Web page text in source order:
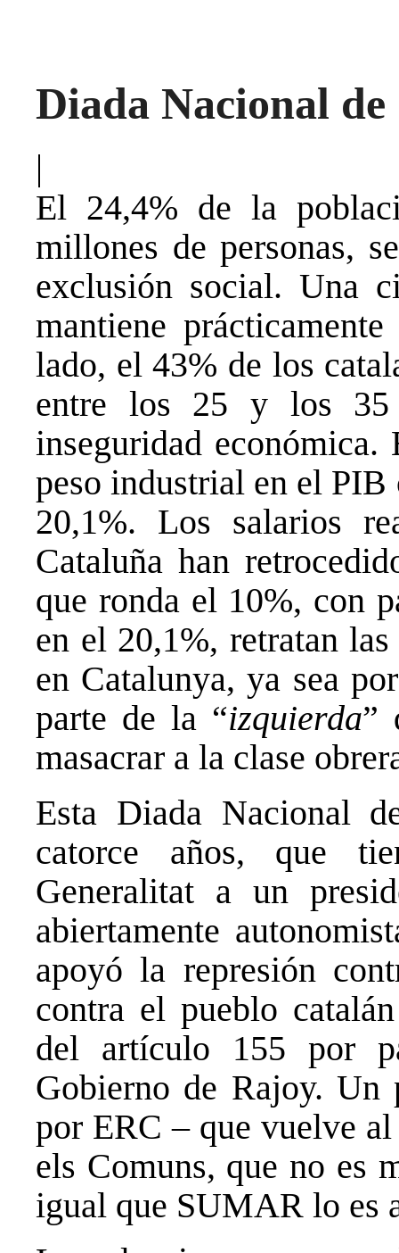
Diada Nacional
|
El 24,4% de la
millones de personas,
exclusión social. Una
mantiene
lado, el 43% de los
entre los 25 y los 35
inseguridad
peso industrial en el PIB
20,1%. Los salarios
Cataluña han
que ronda el 10%, con
en el 20,1%, retratan
en Catalunya, ya sea
parte de la “izquierda”
masacrar a la clase
Esta Diada Nacional
catorce años, que
Generalitat a un
abiertamente
apoyó la represión
contra el pueblo
del artículo 155 por
Gobierno de Rajoy. Un
por ERC – que vuelve
els Comuns, que no es
igual que SUMAR lo es